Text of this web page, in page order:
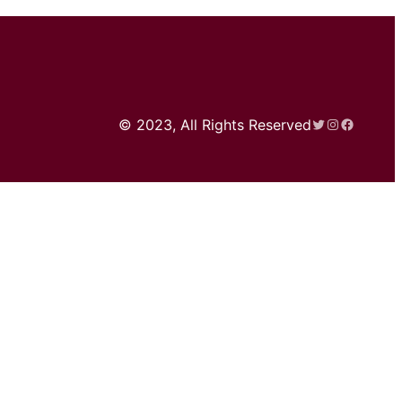
© 2023, All Rights ReservedTwitter
Instagram